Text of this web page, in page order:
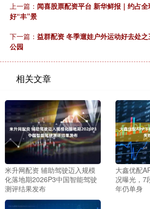
上一篇： 闻喜股票配资平台 新华鲜报｜约占
好“丰”景
下一篇： 益群配资 冬季遛娃户外运动好去处
公园
相关文章
米升网配资 辅助驾驶迈入规模
化落地期2026P3中国智能驾驶
测评结果发布
大鑫优配
况曝光，7
年仍单身